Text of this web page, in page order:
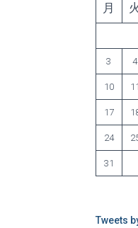
月
3 4
10 11
17
24
31
Tweets